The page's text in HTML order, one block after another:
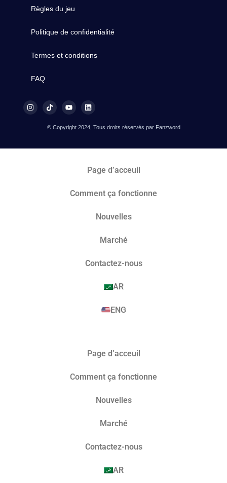
Règles du jeu
Politique de confidentialité
Termes et conditions
FAQ
© Copyright 2024, Tous droits réservés par Fanzword
Page d’acceuil
Comment ça fonctionne
Nouvelles
Marché​
Contactez-nous
AR
ENG
Page d’acceuil
Comment ça fonctionne
Nouvelles
Marché​
Contactez-nous
AR